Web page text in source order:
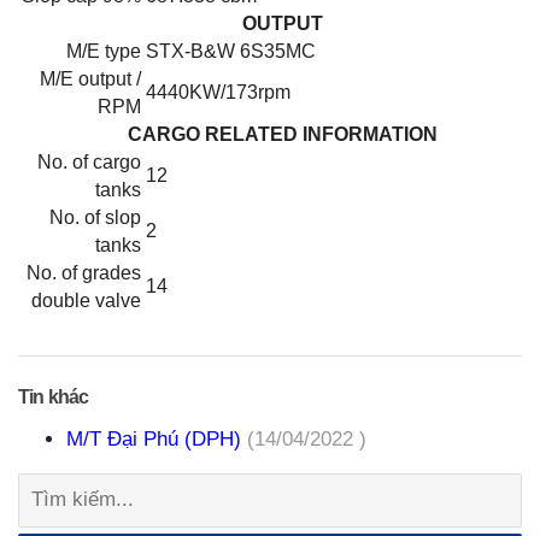
OUTPUT
M/E type STX-B&W 6S35MC
M/E output /
RPM
4440KW/173rpm
CARGO RELATED INFORMATION
No. of cargo
tanks
12
No. of slop
tanks
2
No. of grades
double valve
14
Tin khác
M/T Đại Phú (DPH) (14/04/2022 )
Tìm